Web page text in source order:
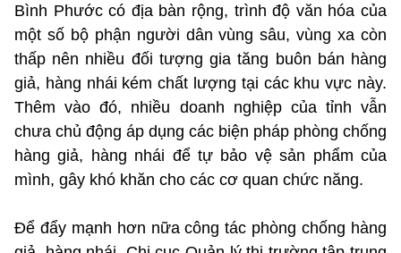
Bình Phước có địa bàn rộng, trình độ văn hóa của
một số bộ phận người dân vùng sâu, vùng xa còn
thấp nên nhiều đối tượng gia tăng buôn bán hàng
giả, hàng nhái kém chất lượng tại các khu vực này.
Thêm vào đó, nhiều doanh nghiệp của tỉnh vẫn
chưa chủ động áp dụng các biện pháp phòng chống
hàng giả, hàng nhái để tự bảo vệ sản phẩm của
mình, gây khó khăn cho các cơ quan chức năng.
Để đẩy mạnh hơn nữa công tác phòng chống hàng